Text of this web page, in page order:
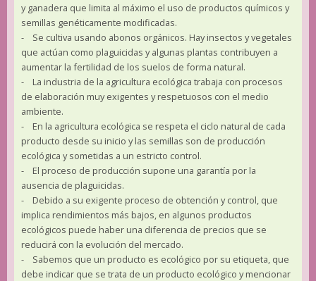
y ganadera que limita al máximo el uso de productos químicos y
semillas genéticamente modificadas.
- Se cultiva usando abonos orgánicos. Hay insectos y vegetales
que actúan como plaguicidas y algunas plantas contribuyen a
aumentar la fertilidad de los suelos de forma natural.
- La industria de la agricultura ecológica trabaja con procesos
de elaboración muy exigentes y respetuosos con el medio
ambiente.
- En la agricultura ecológica se respeta el ciclo natural de cada
producto desde su inicio y las semillas son de producción
ecológica y sometidas a un estricto control.
- El proceso de producción supone una garantía por la
ausencia de plaguicidas.
- Debido a su exigente proceso de obtención y control, que
implica rendimientos más bajos, en algunos productos
ecológicos puede haber una diferencia de precios que se
reducirá con la evolución del mercado.
- Sabemos que un producto es ecológico por su etiqueta, que
debe indicar que se trata de un producto ecológico y mencionar